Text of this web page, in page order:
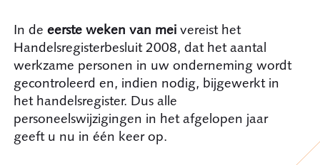
In de eerste weken van meivereist het
Handelsregisterbesluit 2008, dat het aantal
werkzame personen in uw onderneming wordt
gecontroleerd en, indien nodig, bijgewerkt in
het handelsregister. Dus alle
personeelswijzigingen in het afgelopen jaar
geeft u nu in één keer op.